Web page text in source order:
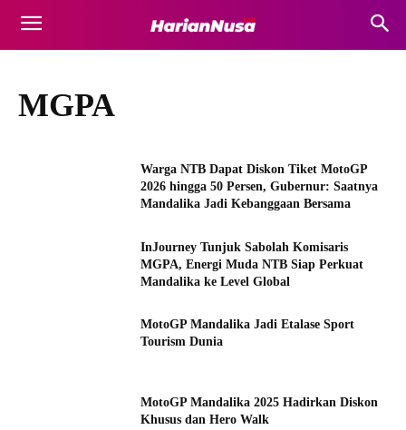
MGPA
Warga NTB Dapat Diskon Tiket MotoGP
2026 hingga 50 Persen, Gubernur: Saatnya
Mandalika Jadi Kebanggaan Bersama
InJourney Tunjuk Sabolah Komisaris
MGPA, Energi Muda NTB Siap Perkuat
Mandalika ke Level Global
MotoGP Mandalika Jadi Etalase Sport
Tourism Dunia
MotoGP Mandalika 2025 Hadirkan Diskon
Khusus dan Hero Walk